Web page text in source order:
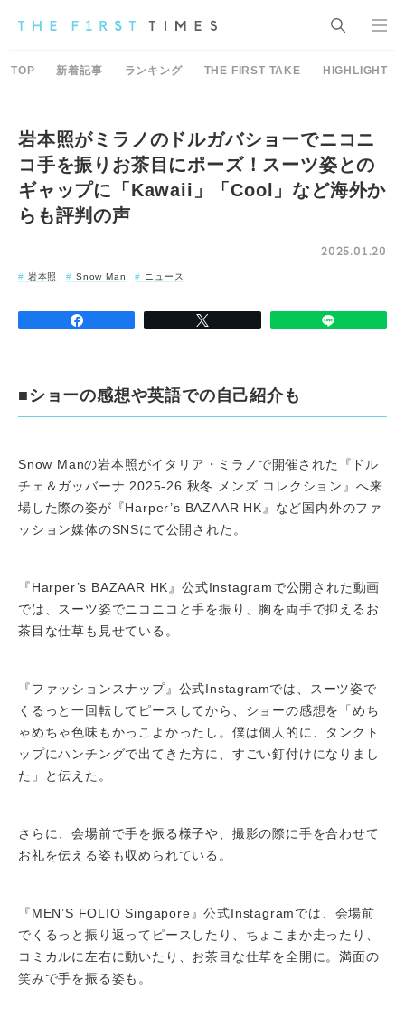
TOP 新着記事 ランキング THE FIRST TAKE HIGHLIGHT
岩本照がミラノのドルガバショーでニコニ
コ手を振りお茶目にポーズ！スーツ姿との
ギャップに「Kawaii」「Cool」など海外か
らも評判の声
2025.01.20
岩本照 Snow Man ニュース
■ショーの感想や英語での自己紹介も
Snow Manの岩本照がイタリア・ミラノで開催された『ドル
チェ＆ガッバーナ 2025-26 秋冬 メンズ コレクション』へ来
場した際の姿が『Harper’s BAZAAR HK』など国内外のファ
ッション媒体のSNSにて公開された。
『Harper’s BAZAAR HK』公式Instagramで公開された動画
では、スーツ姿でニコニコと手を振り、胸を両手で抑えるお
茶目な仕草も見せている。
『ファッションスナップ』公式Instagramでは、スーツ姿で
くるっと一回転してピースしてから、ショーの感想を「めち
ゃめちゃ色味もかっこよかったし。僕は個人的に、タンクト
ップにハンチングで出てきた方に、すごい釘付けになりまし
た」と伝えた。
さらに、会場前で手を振る様子や、撮影の際に手を合わせて
お礼を伝える姿も収められている。
『MEN’S FOLIO Singapore』公式Instagramでは、会場前
でくるっと振り返ってピースしたり、ちょこまか走ったり、
コミカルに左右に動いたり、お茶目な仕草を全開に。満面の
笑みで手を振る姿も。